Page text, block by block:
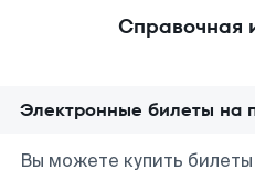
Справочная
Электронные билеты на
Вы можете купить